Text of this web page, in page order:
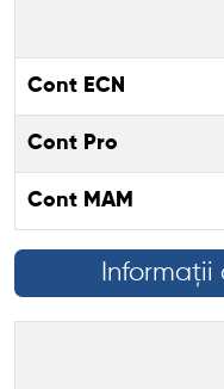
Cont ECN
Cont Pro
Cont MAM